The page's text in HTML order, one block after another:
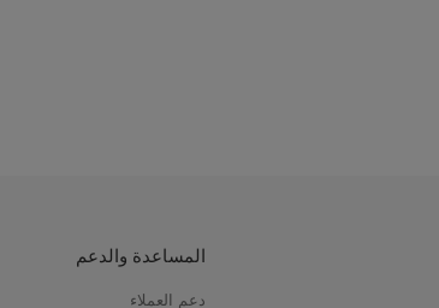
المساعدة والدعم
دعم العملاء